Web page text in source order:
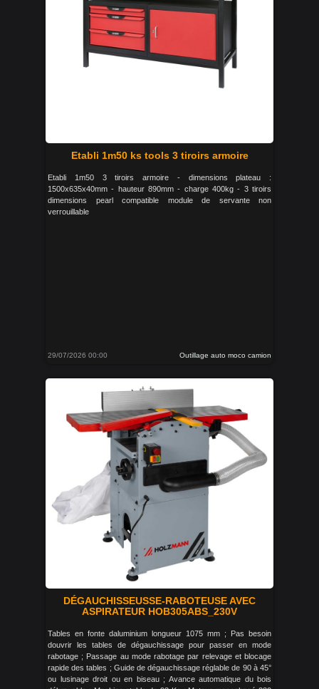
Etabli 1m50 ks tools 3 tiroirs armoire
Etabli 1m50 3 tiroirs armoire - dimensions plateau :
1500x635x40mm - hauteur 890mm - charge 400kg - 3 tiroirs
dimensions pearl compatible module de servante non
verrouillable
29/07/2026 00:00 Outillage auto moco camion
DÉGAUCHISSEUSSE-RABOTEUSE AVEC
ASPIRATEUR HOB305ABS_230V
Tables en fonte daluminium longueur 1075 mm ; Pas besoin
douvrir les tables de dégauchissage pour passer en mode
rabotage ; Passage au mode rabotage par relevage et blocage
rapide des tables ; Guide de dégauchissage réglable de 90 à 45°
ou lusinage droit ou en biseau ; Avance automatique du bois